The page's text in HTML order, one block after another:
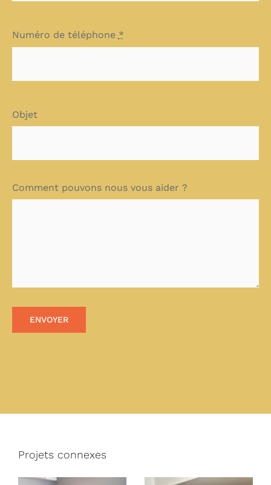
Numéro de téléphone *
Objet
Comment pouvons nous vous aider ?
ENVOYER
Projets connexes